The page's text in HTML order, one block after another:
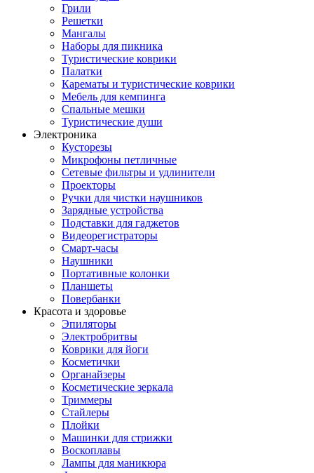
Грили
Решетки
Мангалы
Наборы для пикника
Туристические коврики
Палатки
Карематы и туристические коврики
Мебель для кемпинга
Спальные мешки
Туристические души
Электроника
Кусторезы
Микрофоны петличные
Сетевые фильтры и удлинители
Проекторы
Ручки для чистки наушников
Зарядные устройства
Подставки для гаджетов
Видеорегистраторы
Смарт-часы
Наушники
Портативные колонки
Планшеты
Повербанки
Красота и здоровье
Эпиляторы
Электробритвы
Коврики для йоги
Косметички
Органайзеры
Косметические зеркала
Триммеры
Стайлеры
Плойки
Машинки для стрижки
Воскоплавы
Лампы для маникюра